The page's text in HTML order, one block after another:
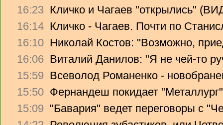
16:23 Кличко и Чагаев "открылись"
16:14 Кличко - Чагаев. Почти по
16:10 Николай Костов: "Возможно,
16:06 Виталий Данилов: "Я не чей-то
15:59 Всеволод Романенко -
15:50 Фернандеш покидает "Металлург"
15:09 "Бавария" ведет переговоры с